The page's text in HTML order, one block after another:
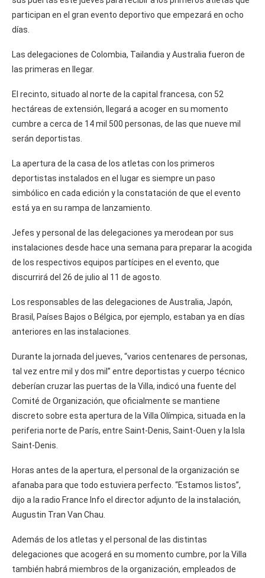
participan en el gran evento deportivo que empezará en ocho
días.
Las delegaciones de Colombia, Tailandia y Australia fueron de
las primeras en llegar.
El recinto, situado al norte de la capital francesa, con 52
hectáreas de extensión, llegará a acoger en su momento
cumbre a cerca de 14 mil 500 personas, de las que nueve mil
serán deportistas.
La apertura de la casa de los atletas con los primeros
deportistas instalados en el lugar es siempre un paso
simbólico en cada edición y la constatación de que el evento
está ya en su rampa de lanzamiento.
Jefes y personal de las delegaciones ya merodean por sus
instalaciones desde hace una semana para preparar la acogida
de los respectivos equipos partícipes en el evento, que
discurrirá del 26 de julio al 11 de agosto.
Los responsables de las delegaciones de Australia, Japón,
Brasil, Países Bajos o Bélgica, por ejemplo, estaban ya en días
anteriores en las instalaciones.
Durante la jornada del jueves, “varios centenares de personas,
tal vez entre mil y dos mil” entre deportistas y cuerpo técnico
deberían cruzar las puertas de la Villa, indicó una fuente del
Comité de Organización, que oficialmente se mantiene
discreto sobre esta apertura de la Villa Olímpica, situada en la
periferia norte de París, entre Saint-Denis, Saint-Ouen y la Isla
Saint-Denis.
Horas antes de la apertura, el personal de la organización se
afanaba para que todo estuviera perfecto. “Estamos listos”,
dijo a la radio France Info el director adjunto de la instalación,
Augustin Tran Van Chau.
Además de los atletas y el personal de las distintas
delegaciones que acogerá en su momento cumbre, por la Villa
también habrá miembros de la organización, empleados de